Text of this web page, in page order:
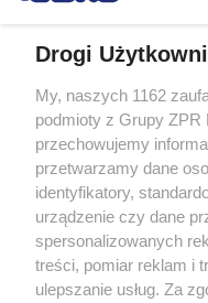
Drogi
My, naszych 1162
podmioty z Grupy
przechowujemy
przetwarzamy dane
identyfikatory,
urządzenie czy dane
spersonalizowanych
treści, pomiar reklam i
ulepszanie usług. Za